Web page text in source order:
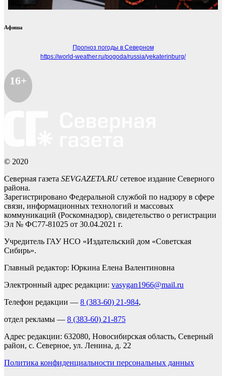
Афиша
Прогноз погоды в Северном
https://world-weather.ru/pogoda/russia/yekaterinburg/
16+
© 2020
Северная газета SEVGAZETA.RUсетевое издание Северного
района.
Зарегистрировано Федеральной службой по надзору в сфере
связи, информационных технологий и массовых
коммуникаций (Роскомнадзор), свидетельство о регистрации
Эл № ФС77-81025 от 30.04.2021 г.
Учредитель ГАУ НСО «Издательский дом «Советская
Сибирь».
Главный редактор: Юркина Елена Валентиновна
Электронный адрес редакции: vasygan1966@mail.ru
Телефон редакции — 8 (383-60) 21-984,
отдел рекламы — 8 (383-60) 21-875
Адрес редакции: 632080, Новосибирская область, Северный
район, с. Северное, ул. Ленина, д. 22
Политика конфиденциальности персональных данных